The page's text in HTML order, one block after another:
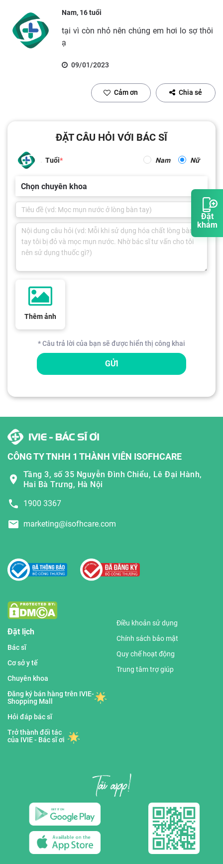
Đặt
khám
Nam, 16 tuổi
tại vì còn nhỏ nên chúng em hơi lo sợ thôi
ạ
09/01/2023
Cảm ơn Chia sẻ
ĐẶT CÂU HỎI VỚI BÁC SĨ
Tuổi Nam Nữ
Chọn chuyên khoa
Thêm ảnh
* Câu trả lời của bạn sẽ được hiển thị công khai
GỬI
CÔNG TY TNHH 1 THÀNH VIÊN ISOFHCARE
Tầng 3, số 35 Nguyễn Đình Chiểu, Lê Đại Hành,
Hai Bà Trưng, Hà Nội
1900 3367
marketing@isofhcare.com
Đặt lịch
Bác sĩ
Cơ sở y tế
Chuyên khoa
Đăng ký bán hàng trên IVIE-
Shopping Mall
Hỏi đáp bác sĩ
Trở thành đối tác
của IVIE - Bác sĩ ơi
Điều khoản sử dụng
Chính sách bảo mật
Quy chế hoạt động
Trung tâm trợ giúp